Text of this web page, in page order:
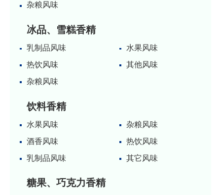
杂粮风味
冰品、雪糕香精
乳制品风味
水果风味
热饮风味
其他风味
杂粮风味
饮料香精
水果风味
杂粮风味
酒香风味
热饮风味
乳制品风味
其它风味
糖果、巧克力香精